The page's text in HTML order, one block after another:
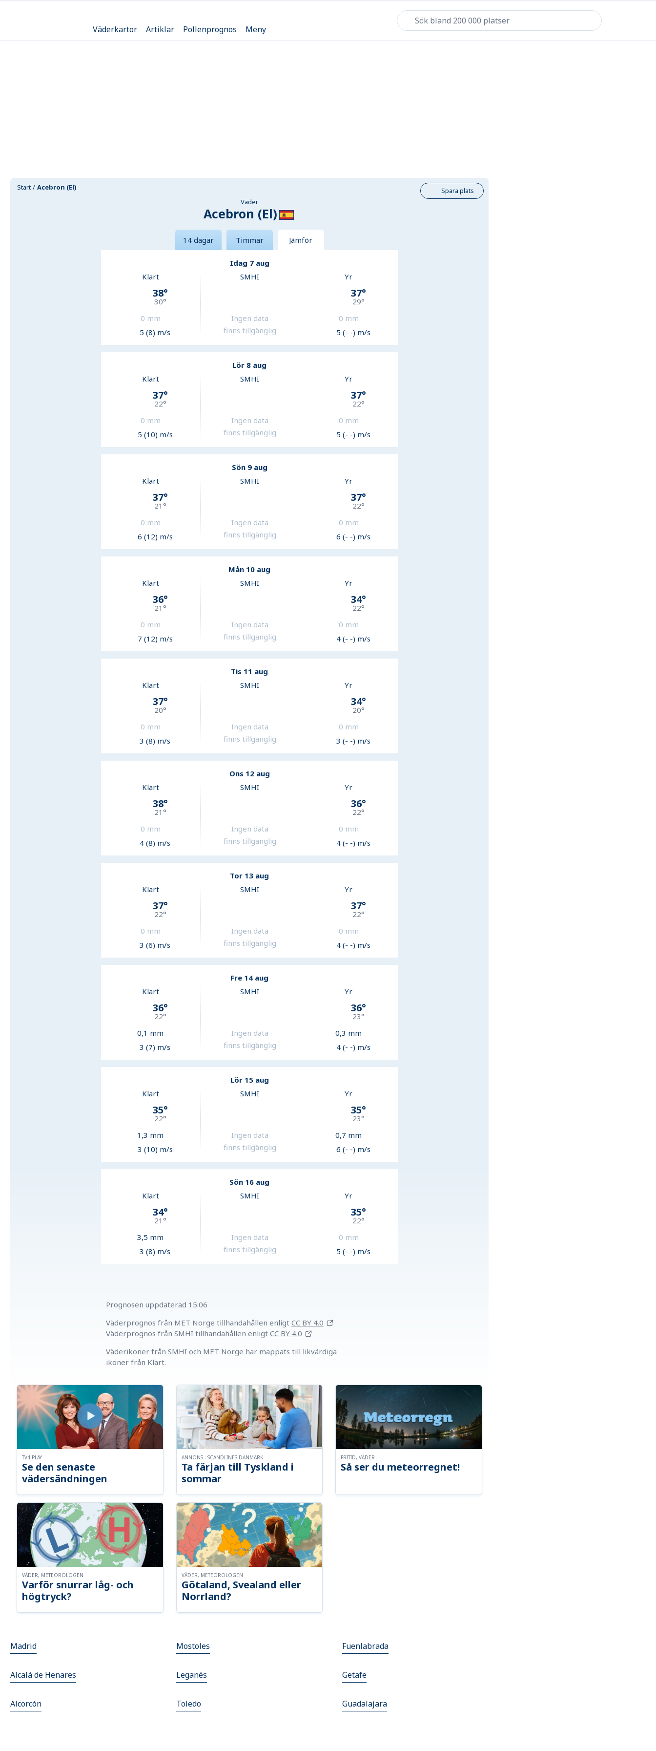
Väderkartor Artiklar Pollenprognos Meny
Start Acebron (El)
Spara plats
Väder
Acebron (El)
14 dagar Timmar Jämför
Idag 7 aug
Klart
38°
30°
0 mm
5 (8) m/s
SMHI
Ingen data
finns tillgänglig
Yr
37°
29°
0 mm
5 (- -) m/s
Lör 8 aug
Klart
37°
22°
0 mm
5 (10) m/s
SMHI
Ingen data
finns tillgänglig
Yr
37°
22°
0 mm
5 (- -) m/s
Sön 9 aug
Klart
37°
21 °
0 mm
6 (12) m/s
SMHI
Ingen data
finns tillgänglig
Yr
37°
22°
0 mm
6 (- -) m/s
Mån 10 aug
Klart
36°
21 °
0 mm
7 (12) m/s
SMHI
Ingen data
finns tillgänglig
Yr
34°
22°
0 mm
4 (- -) m/s
Tis 11 aug
Klart
37°
20°
0 mm
3 (8) m/s
SMHI
Ingen data
finns tillgänglig
Yr
34°
20°
0 mm
3 (- -) m/s
Ons 12 aug
Klart
38°
21 °
0 mm
4 (8) m/s
SMHI
Ingen data
finns tillgänglig
Yr
36°
22°
0 mm
4 (- -) m/s
Tor 13 aug
Klart
37°
22°
0 mm
3 (6) m/s
SMHI
Ingen data
finns tillgänglig
Yr
37°
22°
0 mm
4 (- -) m/s
Fre 14 aug
Klart
36°
22°
0,1 mm
3 (7) m/s
SMHI
Ingen data
finns tillgänglig
Yr
36°
23°
0,3 mm
4 (- -) m/s
Lör 15 aug
Klart
35°
22°
1,3 mm
3 (10) m/s
SMHI
Ingen data
finns tillgänglig
Yr
35°
23°
0,7 mm
6 (- -) m/s
Sön 16 aug
Klart
34°
21 °
3,5 mm
3 (8) m/s
SMHI
Ingen data
finns tillgänglig
Yr
35°
22°
0 mm
5 (- -) m/s
Prognosen uppdaterad 15:06
Väderprognos från MET Norge tillhandahållen enligt CC BY 4.0
Väderprognos från SMHI tillhandahållen enligt CC BY 4.0
Väderikoner från SMHI och MET Norge har mappats till likvärdiga
ikoner från Klart.
Se den senaste
vädersändningen
TV4 PLAY
Ta färjan till Tyskland i
sommar
ANNONS - SCANDLINES DANMARK
Så ser du meteorregnet!
FRITID, VÄDER
Varför snurrar låg- och
högtryck?
VÄDER, METEOROLOGEN
Götaland, Svealand eller
Norrland?
VÄDER, METEOROLOGEN
Madrid Mostoles Fuenlabrada
Alcalá de Henares Leganés Getafe
Alcorcón Toledo Guadalajara